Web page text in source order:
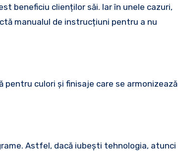
beneficiu clienților săi. Iar în unele cazuri,
manualul de instrucțiuni pentru a nu
culori și finisaje care se armonizează
Astfel, dacă iubești tehnologia, atunci